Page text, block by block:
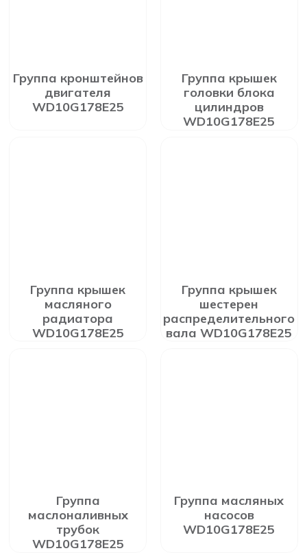
Группа кронштейнов
двигателя
WD10G178E25
Группа крышек
головки блока
цилиндров
WD10G178E25
Группа крышек
масляного
радиатора
WD10G178E25
Группа крышек
шестерен
распределительного
вала WD10G178E25
Группа
маслоналивных
трубок
WD10G178E25
Группа масляных
насосов
WD10G178E25